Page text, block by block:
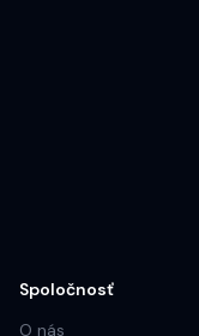
Spoločnosť
O nás